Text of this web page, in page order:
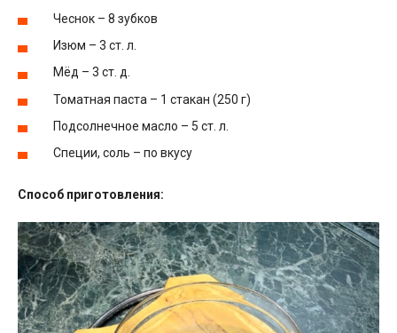
Чеснок – 8 зубков
Изюм – 3 ст. л.
Мёд – 3 ст. д.
Томатная паста – 1 стакан (250 г)
Подсолнечное масло – 5 ст. л.
Специи, соль – по вкусу
Способ приготовления: